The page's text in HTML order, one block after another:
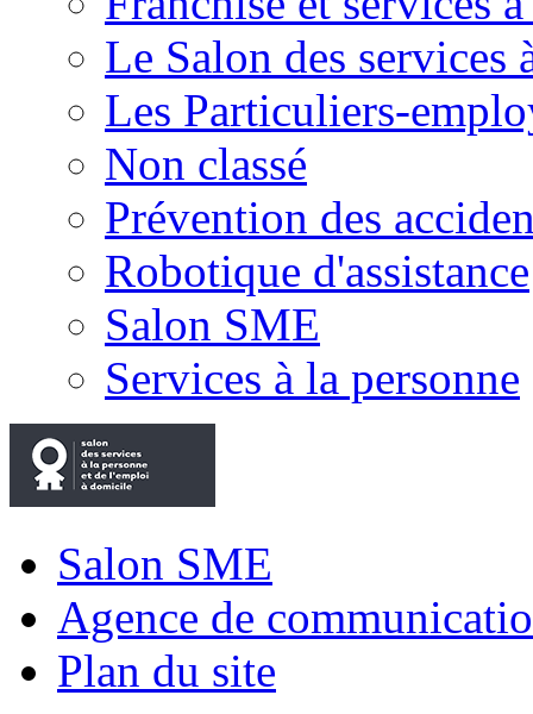
Le Salon des services
Les Particuliers-
Non classé
Prévention des
Robotique d'assistance
Salon SME
Services à la personne
Salon SME
Agence de
Plan du site